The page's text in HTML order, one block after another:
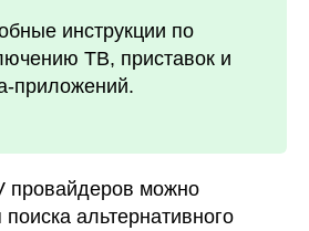
инструкции по
ТВ, приставок и
приложений.
провайдеров можно
альтернативного